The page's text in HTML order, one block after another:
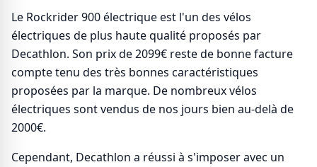
Le Rockrider 900 électrique est l'un des vélos
électriques de plus haute qualité proposés par
Decathlon. Son prix de 2099€ reste de bonne facture
compte tenu des très bonnes caractéristiques
proposées par la marque. De nombreux vélos
électriques sont vendus de nos jours bien au-delà de
2000€.
Cependant, Decathlon a réussi à s'imposer avec un